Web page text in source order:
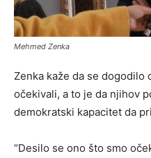
Mehmed Zenka
Zenka kaže da se dogodilo
očekivali, a to je da njihov
demokratski kapacitet da
“Desilo se ono što smo